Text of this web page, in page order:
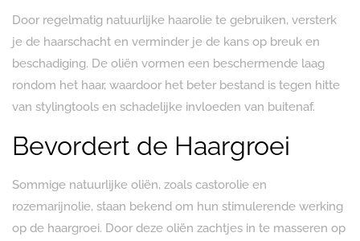
Door regelmatig natuurlijke haarolie te gebruiken, versterk
je de haarschacht en verminder je de kans op breuk en
beschadiging. De oliën vormen een beschermende laag
rondom het haar, waardoor het beter bestand is tegen hitte
van stylingtools en schadelijke invloeden van buitenaf.
Bevordert de Haargroei
Sommige natuurlijke oliën, zoals castorolie en
rozemarijnolie, staan bekend om hun stimulerende werking
op de haargroei. Door deze oliën zachtjes in te masseren op